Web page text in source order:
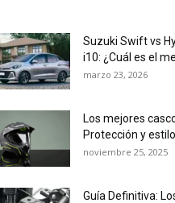
Suzuki Swift vs
i10: ¿Cuál es el
marzo 23, 2026
Los mejores
Protección y estilo
noviembre 25, 2025
Guía Definitiva: